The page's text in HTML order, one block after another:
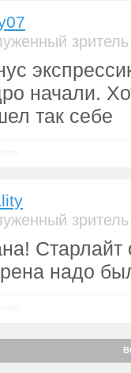
зритель
начали.
так себе
зритель
надо